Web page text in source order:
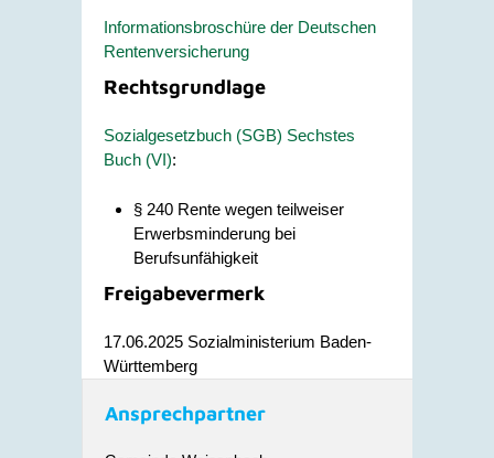
Informationsbroschüre der Deutschen
Rentenversicherung
Rechtsgrundlage
Sozialgesetzbuch (SGB) Sechstes
Buch (VI):
§ 240 Rente wegen teilweiser
Erwerbsminderung bei
Berufsunfähigkeit
Freigabevermerk
17.06.2025 Sozialministerium Baden-
Württemberg
Ansprechpartner